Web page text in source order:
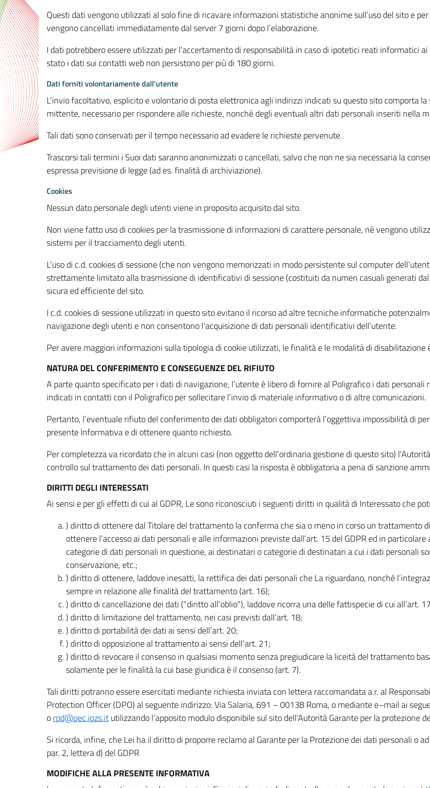
Questi dati vengono utilizzati al solo fine di ricavare informazioni statistiche anonime sull’uso del sito e
vengono cancellati immediatamente dal server 7 giorni dopo l’elaborazione.
I dati potrebbero essere utilizzati per l’accertamento di responsabilità in caso di ipotetici reati informatici
stato i dati sui contatti web non persistono per più di 180 giorni.
Dati forniti volontariamente dall’utente
L’invio facoltativo, esplicito e volontario di posta elettronica agli indirizzi indicati su questo sito comporta la
mittente, necessario per rispondere alle richieste, nonché degli eventuali altri dati personali inseriti nella
Tali dati sono conservati per il tempo necessario ad evadere le richieste pervenute.
Trascorsi tali termini i Suoi dati saranno anonimizzati o cancellati, salvo che non ne sia necessaria la
espressa previsione di legge (ad es. finalità di archiviazione).
Cookies
Nessun dato personale degli utenti viene in proposito acquisito dal sito.
Non viene fatto uso di cookies per la trasmissione di informazioni di carattere personale, né vengono
sistemi per il tracciamento degli utenti.
L’uso di c.d. cookies di sessione (che non vengono memorizzati in modo persistente sul computer
strettamente limitato alla trasmissione di identificativi di sessione (costituiti da numeri casuali generati
sicura ed efficiente del sito.
I c.d. cookies di sessione utilizzati in questo sito evitano il ricorso ad altre tecniche informatiche
navigazione degli utenti e non consentono l’acquisizione di dati personali identificativi dell’utente.
Per avere maggiori informazioni sulla tipologia di cookie utilizzati, le finalità e le modalità di disabilitazione
NATURA DEL CONFERIMENTO E CONSEGUENZE DEL RIFIUTO
A parte quanto specificato per i dati di navigazione, l’utente è libero di fornire al Poligrafico i dati
indicati in contatti con il Poligrafico per sollecitare l’invio di materiale informativo o di altre comunicazioni.
Pertanto, l’eventuale rifiuto del conferimento dei dati obbligatori comporterà l’oggettiva impossibilità di
presente Informativa e di ottenere quanto richiesto.
Per completezza va ricordato che in alcuni casi (non oggetto dell’ordinaria gestione di questo sito)
controllo sul trattamento dei dati personali. In questi casi la risposta è obbligatoria a pena di sanzione
DIRITTI DEGLI INTERESSATI
Ai sensi e per gli effetti di cui al GDPR, Le sono riconosciuti i seguenti diritti in qualità di Interessato che
) diritto di ottenere dal Titolare del trattamento la conferma che sia o meno in corso un trattamento
ottenere l’accesso ai dati personali e alle informazioni previste dall’art. 15 del GDPR ed in
categorie di dati personali in questione, ai destinatari o categorie di destinatari a cui i dati personali
conservazione, etc.;
) diritto di ottenere, laddove inesatti, la rettifica dei dati personali che La riguardano, nonché
sempre in relazione alle finalità del trattamento (art. 16);
) diritto di cancellazione dei dati ("diritto all’oblio"), laddove ricorra una delle fattispecie di cui all’art.
) diritto di limitazione del trattamento, nei casi previsti dall’art. 18;
) diritto di portabilità dei dati ai sensi dell’art. 20;
) diritto di opposizione al trattamento ai sensi dell’art. 21;
) diritto di revocare il consenso in qualsiasi momento senza pregiudicare la liceità del trattamento
solamente per le finalità la cui base giuridica è il consenso (art. 7).
Tali diritti potranno essere esercitati mediante richiesta inviata con lettera raccomandata a.r. al
Protection Officer (DPO) al seguente indirizzo: Via Salaria, 691 – 00138 Roma, o mediante e–mail ai
orpd@pec.ipzs.itutilizzando l’apposito modulo disponibile sul sito dell’Autorità Garante per la protezione
Si ricorda, infine, che Lei ha il diritto di proporre reclamo al Garante per la Protezione dei dati personali o
par. 2, lettera d) del GDPR
MODIFICHE ALLA PRESENTE INFORMATIVA